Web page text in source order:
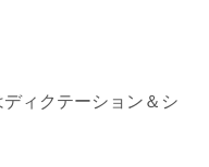
ィクテーション＆シ